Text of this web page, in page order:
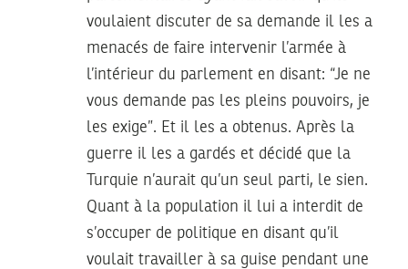
voulaient discuter de sa demande il les a
menacés de faire intervenir l’armée à
l’intérieur du parlement en disant: “Je ne
vous demande pas les pleins pouvoirs, je
les exige”. Et il les a obtenus. Après la
guerre il les a gardés et décidé que la
Turquie n’aurait qu’un seul parti, le sien.
Quant à la population il lui a interdit de
s’occuper de politique en disant qu’il
voulait travailler à sa guise pendant une